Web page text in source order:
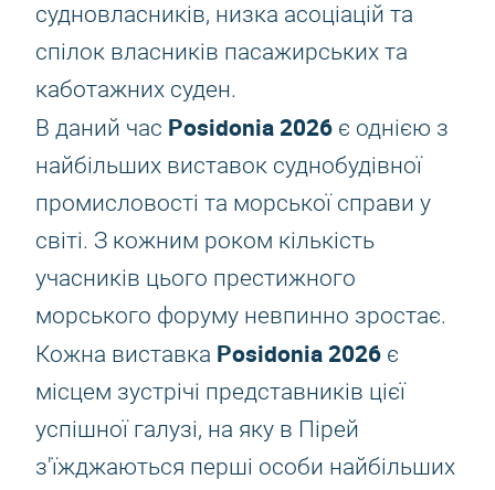
судновласників, низка асоціацій та
спілок власників пасажирських та
каботажних суден.
В даний час Posidonia 2026 є однією з
найбільших виставок суднобудівної
промисловості та морської справи у
світі. З кожним роком кількість
учасників цього престижного
морського форуму невпинно зростає.
Кожна виставка Posidonia 2026 є
місцем зустрічі представників цієї
успішної галузі, на яку в Пірей
з'їжджаються перші особи найбільших